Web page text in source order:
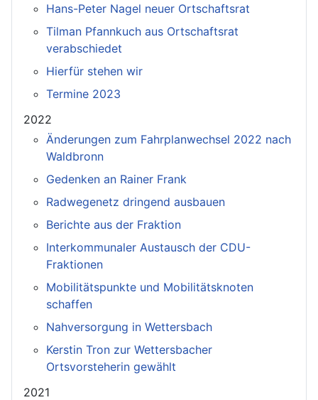
Hans-Peter Nagel neuer Ortschaftsrat
Tilman Pfannkuch aus Ortschaftsrat
verabschiedet
Hierfür stehen wir
Termine 2023
2022
Änderungen zum Fahrplanwechsel 2022 nach
Waldbronn
Gedenken an Rainer Frank
Radwegenetz dringend ausbauen
Berichte aus der Fraktion
Interkommunaler Austausch der CDU-
Fraktionen
Mobilitätspunkte und Mobilitätsknoten
schaffen
Nahversorgung in Wettersbach
Kerstin Tron zur Wettersbacher
Ortsvorsteherin gewählt
2021